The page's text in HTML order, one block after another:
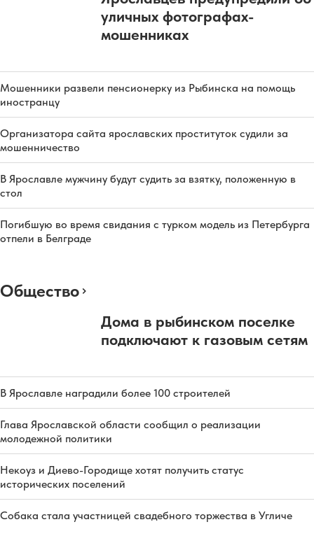
уличных фотографах-
мошенниках
Мошенники развели пенсионерку из Рыбинска на помощь
иностранцу
Организатора сайта ярославских проституток судили за
мошенничество
В Ярославле мужчину будут судить за взятку, положенную в
стол
Погибшую во время свидания с турком модель из Петербурга
отпели в Белграде
Общество
Дома в рыбинском поселке
подключают к газовым сетям
В Ярославле наградили более 100 строителей
Глава Ярославской области сообщил о реализации
молодежной политики
Некоуз и Диево-Городище хотят получить статус
исторических поселений
Собака стала участницей свадебного торжества в Угличе